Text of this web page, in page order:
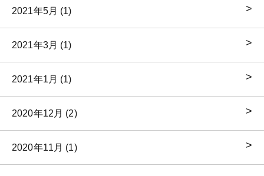
2021年5月 (1)
2021年3月 (1)
2021年1月 (1)
2020年12月 (2)
2020年11月 (1)